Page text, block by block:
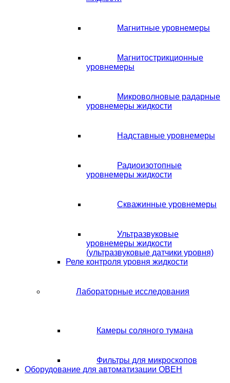
Магнитные уровнемеры
Магнитострикционные
уровнемеры
Микроволновые радарные
уровнемеры жидкости
Надставные уровнемеры
Радиоизотопные
уровнемеры жидкости
Скважинные уровнемеры
Ультразвуковые
уровнемеры жидкости
(ультразвуковые датчики уровня)
Реле контроля уровня жидкости
Лабораторные исследования
Камеры соляного тумана
Фильтры для микроскопов
Оборудование для автоматизации ОВЕН